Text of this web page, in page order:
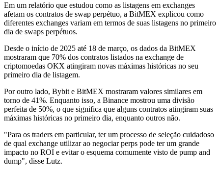
Em um relatório que estudou como as listagens em exchanges
afetam os contratos de swap perpétuo, a BitMEX explicou como
diferentes exchanges variam em termos de suas listagens no primeiro
dia de swaps perpétuos.
Desde o início de 2025 até 18 de março, os dados da BitMEX
mostraram que 70% dos contratos listados na exchange de
criptomoedas OKX atingiram novas máximas históricas no seu
primeiro dia de listagem.
Por outro lado, Bybit e BitMEX mostraram valores similares em
torno de 41%. Enquanto isso, a Binance mostrou uma divisão
perfeita de 50%, o que significa que alguns contratos atingiram suas
máximas históricas no primeiro dia, enquanto outros não.
"Para os traders em particular, ter um processo de seleção cuidadoso
de qual exchange utilizar ao negociar perps pode ter um grande
impacto no ROI e evitar o esquema comumente visto de pump and
dump", disse Lutz.